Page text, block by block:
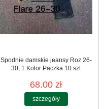
Spodnie damskie jeansy Roz 26-
30, 1 Kolor Paczka 10 szt
68.00 zł
szczegóły